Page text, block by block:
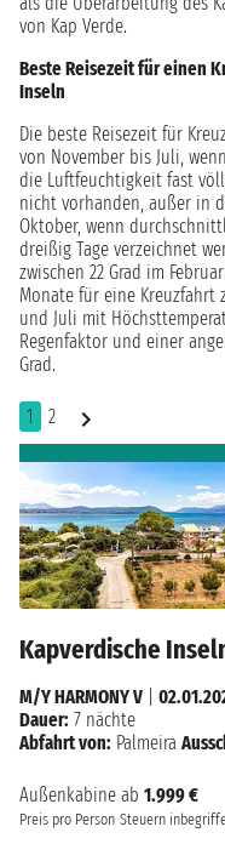
von Kap Verde.
Beste Reisezeit für einen
Inseln
Die beste Reisezeit für
von November bis Juli,
die Luftfeuchtigkeit fast
nicht vorhanden, außer in
Oktober, wenn
dreißig Tage verzeichnet
zwischen 22 Grad im
Monate für eine Kreuzfahrt
und Juli mit
Regenfaktor und einer
Grad.
1 2
Kapverdische
Außenkabine ab 1.999 €
Preis pro Person Steuern
M/Y HARMONY V
Dauer: 7 nächte
Abfahrt von: Palmeira